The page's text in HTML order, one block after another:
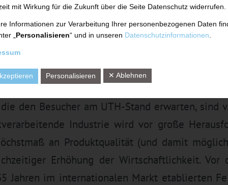
innovative Neuentwicklungen wie der
(TRP) zur Aufarbeitung von
das effiziente Dual Drive-Konzept sowie
nachhaltigen Lösungen zum Feinstrainern
den Besucher am UTH-Stand erwarten, sind
Industrie wird vor große
an Produktqualität (und damit
Erhöhung der Wirtschaftlichkeit. Vor
Jahren im internationalen Markt etablierten
mit Wirkung für die Zukunft über die Seite Datenschutz widerrufen.
Informationen zur Verarbeitung Ihrer personenbezogenen Daten
„ Personalisieren“ und in unseren Datenschutzinformationen
Personalisieren ✕ Ablehnen